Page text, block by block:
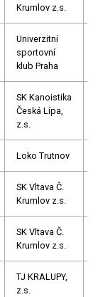
Krumlov z.s.
Univerzitní
sportovní
klub Praha
SK Kanoistika
Česká Lípa,
z.s.
Loko Trutnov
SK Vltava Č.
Krumlov z.s.
SK Vltava Č.
Krumlov z.s.
TJ KRALUPY,
z.s.